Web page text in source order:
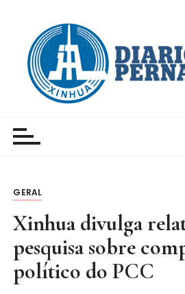
GERAL
Xinhua divulga
pesquisa sobre
político do PCC